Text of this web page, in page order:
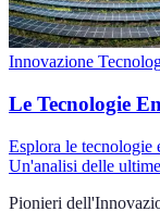
Innovazione
Le Tecnologie
Esplora le tecnologie
Un'analisi delle
Pionieri